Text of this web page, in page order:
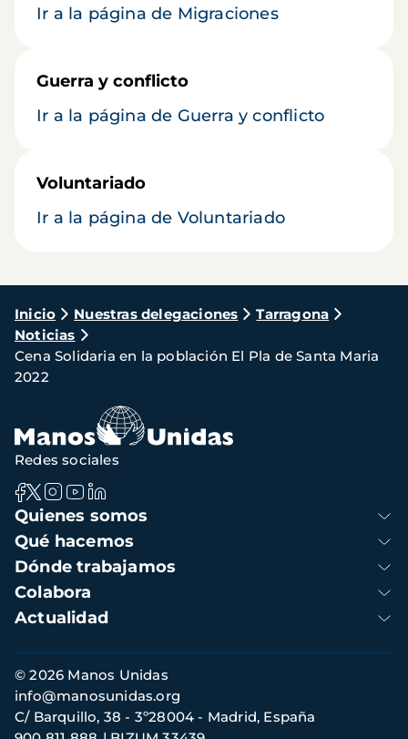
Ir a la página de Migraciones
Guerra y conflicto
Ir a la página de Guerra y conflicto
Voluntariado
Ir a la página de Voluntariado
Ruta
de
navegación
Inicio Nuestras delegaciones
Tarragona
Noticias
Cena Solidaria en la población El Pla de Santa Maria
2022
Navegación
principal
Quienes somos
Qué hacemos
Dónde trabajamos
Colabora
Actualidad
Redes sociales
Información
de
contacto
© 2026 Manos Unidas
C/ Barquillo, 38 - 3º28004 - Madrid, España
info@manosunidas.org